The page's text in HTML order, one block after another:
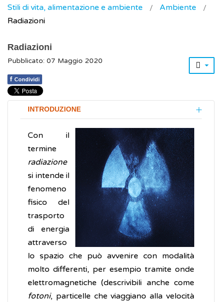
Stili di vita, alimentazione e ambiente
Ambiente
Radiazioni
Radiazioni
Pubblicato: 07 Maggio 2020
f Condividi
INTRODUZIONE
Con il
termine
radiazione
si intende il
fenomeno
fisico del
trasporto
di energia
attraverso
lo spazio che può avvenire con modalità
molto differenti, per esempio tramite onde
elettromagnetiche (descrivibili anche come
fotoni, particelle che viaggiano alla velocità